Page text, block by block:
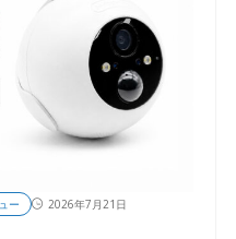
ー
2026年7月21日